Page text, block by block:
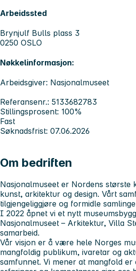
Arbeidssted
Brynjulf Bulls plass 3
0250 OSLO
Nøkkelinformasjon:
Arbeidsgiver: Nasjonalmuseet
Referansenr.: 5133682783
Stillingsprosent: 100%
Fast
Søknadsfrist: 07.06.2026
Om bedriften
Nasjonalmuseet er Nordens
kunst, arkitektur og design. Vårt
tilgjengeliggjøre og formidle
I 2022 åpnet vi et nytt
Nasjonalmuseet – Arkitektur, Villa
samarbeid.
Vår visjon er å være hele Norges
mangfoldig publikum, ivaretar og
samfunnet. Vi mener at mangfold